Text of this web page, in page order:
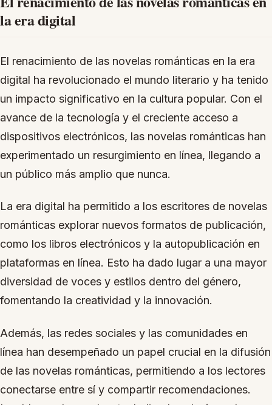
la era digital
El renacimiento de las novelas románticas en la era
digital ha revolucionado el mundo literario y ha tenido
un impacto significativo en la cultura popular. Con el
avance de la tecnología y el creciente acceso a
dispositivos electrónicos, las novelas románticas han
experimentado un resurgimiento en línea, llegando a
un público más amplio que nunca.
La era digital ha permitido a los escritores de novelas
románticas explorar nuevos formatos de publicación,
como los libros electrónicos y la autopublicación en
plataformas en línea. Esto ha dado lugar a una mayor
diversidad de voces y estilos dentro del género,
fomentando la creatividad y la innovación.
Además, las redes sociales y las comunidades en
línea han desempeñado un papel crucial en la difusión
de las novelas románticas, permitiendo a los lectores
conectarse entre sí y compartir recomendaciones.